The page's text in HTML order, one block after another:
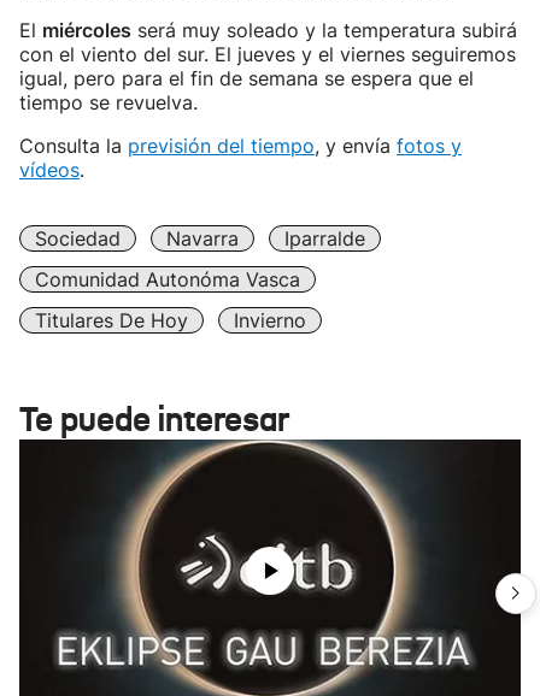
El miércoles será muy soleado y la temperatura subirá
con el viento del sur. El jueves y el viernes seguiremos
igual, pero para el fin de semana se espera que el
tiempo se revuelva.
Consulta la previsión del tiempo, y envía fotos y
vídeos.
Sociedad Navarra
Iparralde
Comunidad Autonóma Vasca
Titulares De Hoy
Invierno
Te puede interesar